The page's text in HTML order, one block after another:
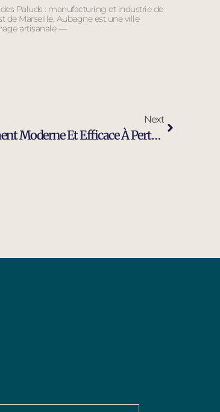
Paluds : manufacturing et industrie de
de Marseille, Aubagne est une ville
artisanale —
Next
Avantages D’un Cabinet De Recrutement Moderne Et Efficace À Pertuis